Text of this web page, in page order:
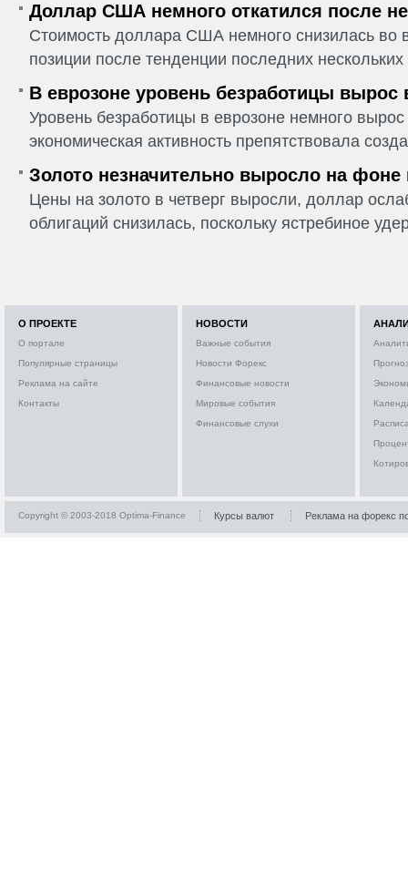
Доллар США немного откатился после
Стоимость доллара США немного снизилась во
позиции после тенденции последних
В еврозоне уровень безработицы вырос
Уровень безработицы в еврозоне немного
экономическая активность препятствовала
Золото незначительно выросло на фоне
Цены на золото в четверг выросли, доллар
облигаций снизилась, поскольку ястребиное
О ПРОЕКТЕ
О портале
Популярные страницы
Реклама на сайте
Контакты
НОВОСТИ
Важные события
Новости Форекс
Финансовые новости
Мировые события
Финансовые слухи
Copyright © 2003-2018 Optima-Finance Курсы валют Реклама на форекс